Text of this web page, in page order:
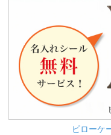
ピローケ